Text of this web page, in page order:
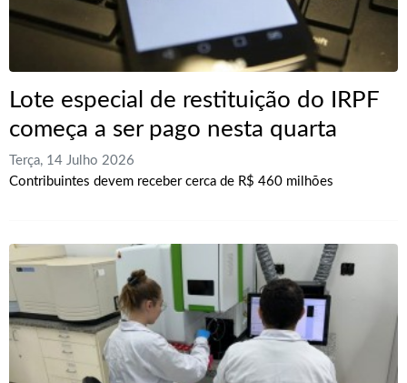
Lote especial de restituição do IRPF
começa a ser pago nesta quarta
Terça, 14 Julho 2026
Contribuintes devem receber cerca de R$ 460 milhões